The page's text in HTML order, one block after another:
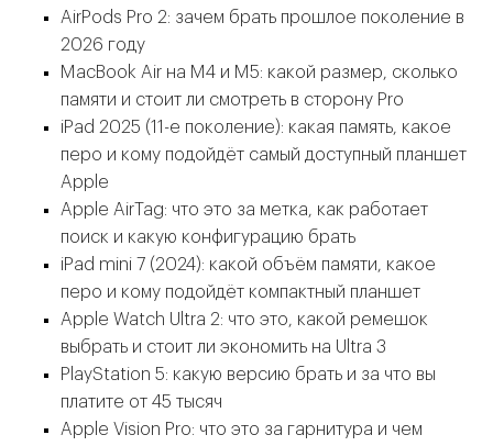
AirPods Pro 2: зачем брать прошлое поколение в
2026 году
MacBook Air на M4 и M5: какой размер, сколько
памяти и стоит ли смотреть в сторону Pro
iPad 2025 (11-е поколение): какая память, какое
перо и кому подойдёт самый доступный планшет
Apple
Apple AirTag: что это за метка, как работает
поиск и какую конфигурацию брать
iPad mini 7 (2024): какой объём памяти, какое
перо и кому подойдёт компактный планшет
Apple Watch Ultra 2: что это, какой ремешок
выбрать и стоит ли экономить на Ultra 3
PlayStation 5: какую версию брать и за что вы
платите от 45 тысяч
Apple Vision Pro: что это за гарнитура и чем